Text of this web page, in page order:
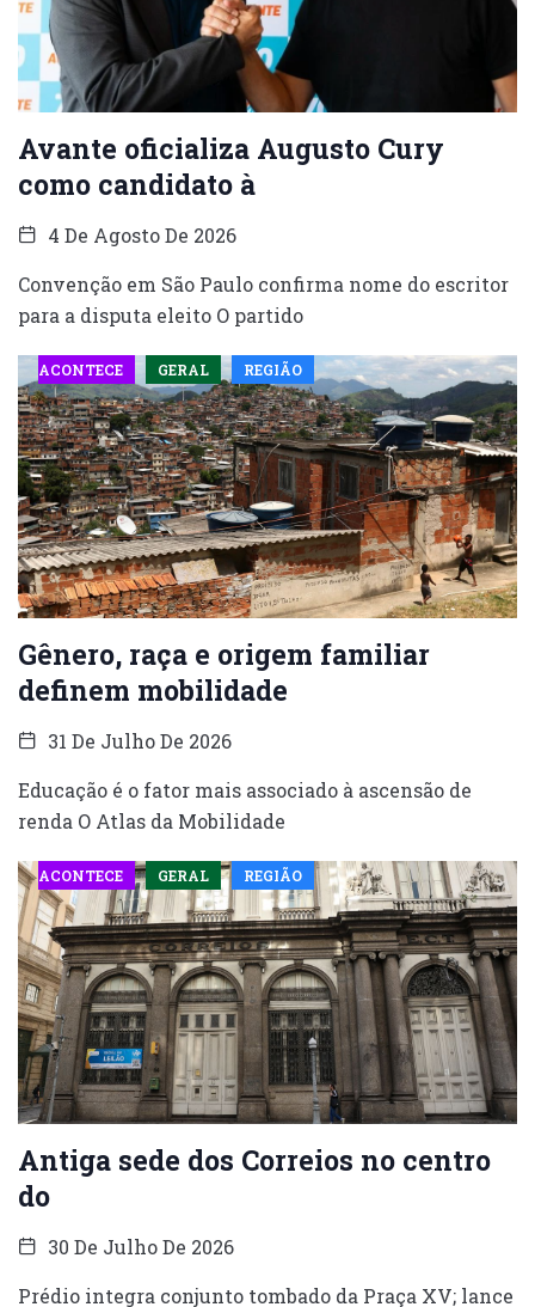
Avante oficializa Augusto Cury
como candidato à
4 De Agosto De 2026
Convenção em São Paulo confirma nome do escritor
para a disputa eleito O partido
ACONTECE GERAL REGIÃO
Gênero, raça e origem familiar
definem mobilidade
31 De Julho De 2026
Educação é o fator mais associado à ascensão de
renda O Atlas da Mobilidade
ACONTECE GERAL REGIÃO
Antiga sede dos Correios no centro
do
30 De Julho De 2026
Prédio integra conjunto tombado da Praça XV; lance